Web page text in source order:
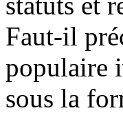
Faut-il
populaire
sous la